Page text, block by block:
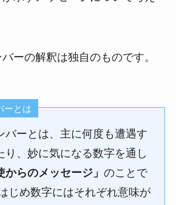
ーの解釈は独自のものです。
ーとは
バーとは、主に何度も遭遇す
り、妙に気になる数字を通し
からのメッセージ」のことで
じめ数字にはそれぞれ意味が